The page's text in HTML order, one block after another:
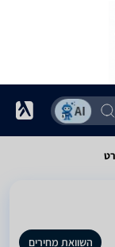
השוואת מחירים